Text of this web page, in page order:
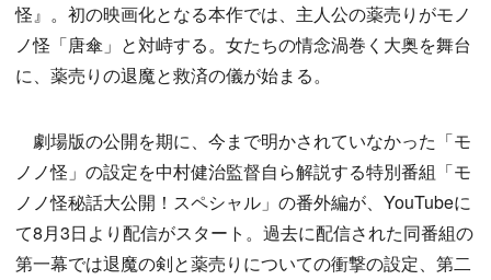
怪』。初の映画化となる本作では、主人公の薬売りがモノ
ノ怪「唐傘」と対峙する。女たちの情念渦巻く大奥を舞台
に、薬売りの退魔と救済の儀が始まる。
劇場版の公開を期に、今まで明かされていなかった「モ
ノノ怪」の設定を中村健治監督自ら解説する特別番組「モ
ノノ怪秘話大公開！スペシャル」の番外編が、YouTubeに
て8月3日より配信がスタート。過去に配信された同番組の
第一幕では退魔の剣と薬売りについての衝撃の設定、第二